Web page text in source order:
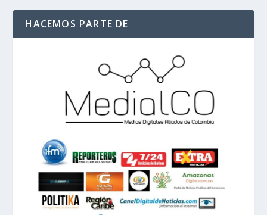
HACEMOS PARTE DE